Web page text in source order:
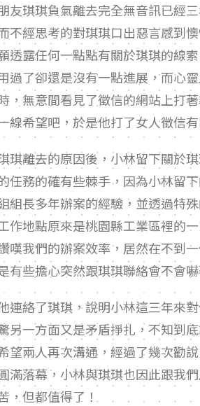
琪負氣離去完全無音訊已經三
不經思考的對琪琪口出惡言感到
透露任何一點點有關於琪琪的線
過了卻還是沒有一點進展，而心
，無意間看見了徵信的網站上打
線希望吧，於是他打了女人徵信
琪離去的原因後，小林留下關於
任務的確有些棘手，因為小林留
組長多年辦案的經驗，並透過特
作地點原來是桃園縣工業區裡的
嘆我們的辦案效率，居然在不到
有些擔心突然跟琪琪聯絡會不會
連絡了琪琪，說明小林這三年來
另一方面又是矛盾掙扎，不知到
望兩人再次溝通，經過了幾次勸
滿落幕，小林與琪琪也因此跟我
，但都值得了！